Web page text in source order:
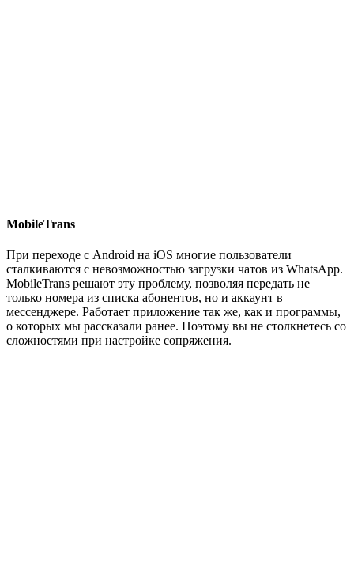
MobileTrans
При переходе с Android на iOS многие пользователи
сталкиваются с невозможностью загрузки чатов из WhatsApp.
MobileTrans решают эту проблему, позволяя передать не
только номера из списка абонентов, но и аккаунт в
мессенджере. Работает приложение так же, как и программы,
о которых мы рассказали ранее. Поэтому вы не столкнетесь со
сложностями при настройке сопряжения.